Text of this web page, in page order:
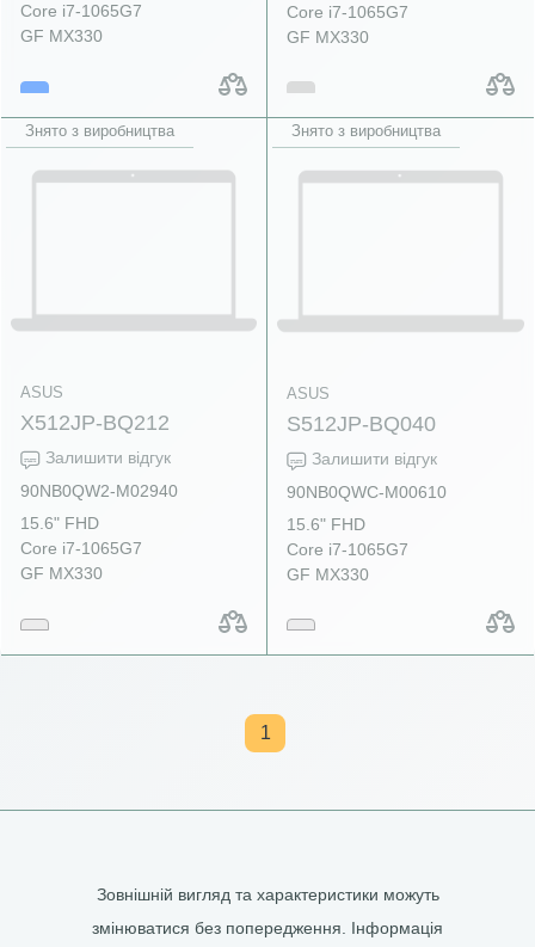
Core i7-1065G7
GF MX330
Core i7-1065G7
GF MX330
Знято з виробництва
ASUS
X512JP-BQ212
Залишити відгук
90NB0QW2-M02940
15.6" FHD
Core i7-1065G7
GF MX330
Знято з виробництва
ASUS
S512JP-BQ040
Залишити відгук
90NB0QWC-M00610
15.6" FHD
Core i7-1065G7
GF MX330
1
Зовнішній вигляд та характеристики можуть
змінюватися без попередження. Інформація